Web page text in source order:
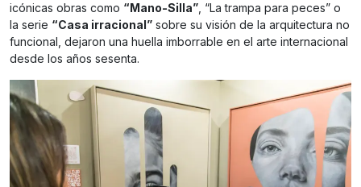
icónicas obras como “Mano-Silla” , “La trampa para peces” o
la serie “Casa irracional” sobre su visión de la arquitectura no
funcional, dejaron una huella imborrable en el arte internacional
desde los años sesenta.